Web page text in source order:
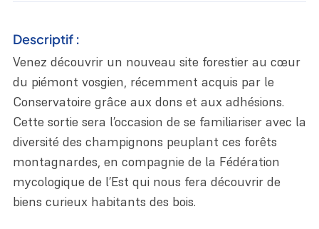
Descriptif :
Venez découvrir un nouveau site forestier au cœur
du piémont vosgien, récemment acquis par le
Conservatoire grâce aux dons et aux adhésions.
Cette sortie sera l’occasion de se familiariser avec la
diversité des champignons peuplant ces forêts
montagnardes, en compagnie de la Fédération
mycologique de l’Est qui nous fera découvrir de
biens curieux habitants des bois.